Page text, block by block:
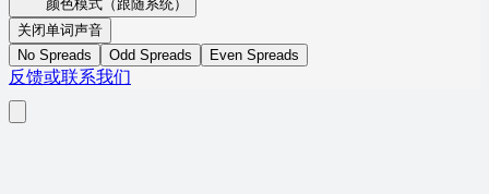
颜色模式（跟随系统）
关闭单词声音
No Spreads
Odd Spreads Even Spreads
反馈或联系我们